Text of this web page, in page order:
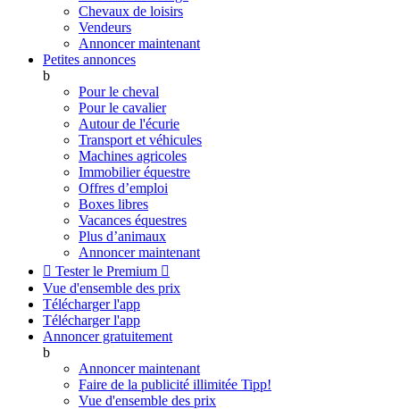
Chevaux de loisirs
Vendeurs
Annoncer maintenant
Petites annonces
b
Pour le cheval
Pour le cavalier
Autour de l'écurie
Transport et véhicules
Machines agricoles
Immobilier équestre
Offres d’emploi
Boxes libres
Vacances équestres
Plus d’animaux
Annoncer maintenant
 Tester le Premium 
Vue d'ensemble des prix
Télécharger l'app
Télécharger l'app
Annoncer gratuitement
b
Annoncer maintenant
Faire de la publicité illimitée Tipp!
Vue d'ensemble des prix